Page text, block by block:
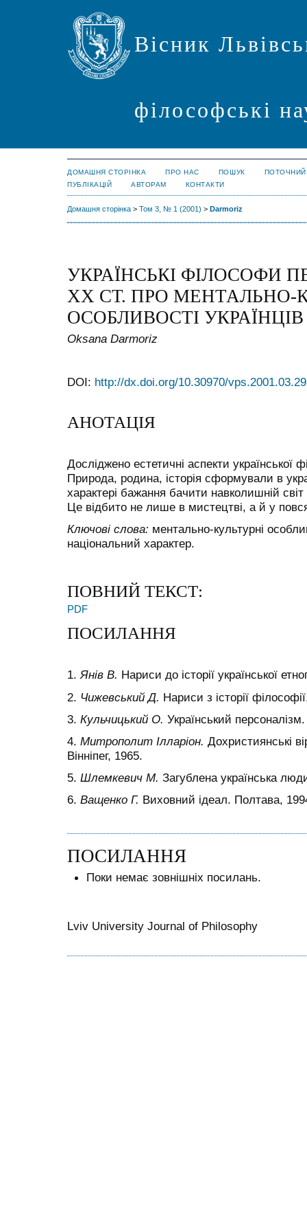
Вісник
філософські
ДОМАШНЯ СТОРІНКА ПРО НАС ПОШУК
ПОТОЧНИЙ
ПУБЛІКАЦІЙ
АВТОРАМ КОНТАКТИ
Домашня сторінка > Том 3, № 1 (2001) > Darmoriz
УКРАЇНСЬКІ ФІЛОСОФИ
XX СТ. ПРО МЕНТАЛЬНО-
ОСОБЛИВОСТІ УКРАЇНЦІВ
Oksana Darmoriz
DOI: http://dx.doi.org/10.30970/vps.2001.03.29
АНОТАЦІЯ
Досліджено естетичні аспекти української
Природа, родина, історія сформували в
характері бажання бачити навколишній
Це відбито не лише в мистецтві, а й у
Ключові слова: ментально-культурні
національний характер.
ПОВНИЙ ТЕКСТ:
PDF
ПОСИЛАННЯ
1.Янів В. Нариси до історії української
2. Чижевський Д. Нариси з історії
3. Кульчицький О. Український
4. Митрополит Ілларіон. Дохристиянські
Вінніпег, 1965.
5. Шлемкевич М. Загублена українська
6. Ващенко Г. Виховний ідеал. Полтава,
ПОСИЛАННЯ
Поки немає зовнішніх посилань.
Lviv University Journal of Philosophy